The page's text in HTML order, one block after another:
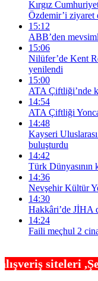
Kırgız
Özdemir’i ziyaret
15:12
ABB’den
15:06
Nilüfer’de Kent
yenilendi
15:00
ATA Çiftliği’nde
14:54
ATA Çiftliği
14:48
Kayseri
buluşturdu
14:42
Türk Dünyasının
14:36
Nevşehir Kültür
14:30
Hakkâri’de JİHA
14:24
Faili meçhul 2
,Şehir